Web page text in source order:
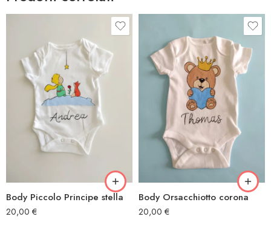
Body Piccolo Principe stella
20,00 €
Body Orsacchiotto corona
20,00 €